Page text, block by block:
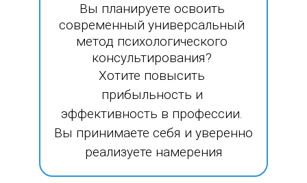
Вы планируете освоить
современный универсальный
метод психологического
консультирования?
Хотите повысить
прибыльность и
эффективность в профессии.
Вы принимаете себя и уверенно
реализуете намерения